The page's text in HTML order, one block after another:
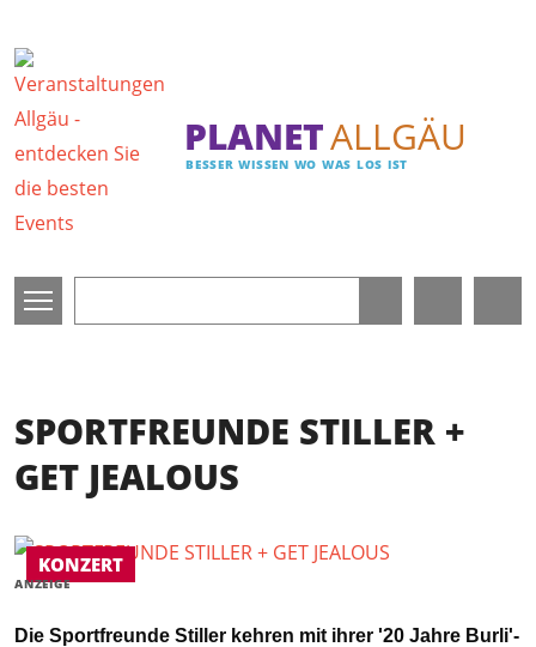
PLANETALLGÄU
BESSER WISSEN WO WAS LOS IST
SPORTFREUNDE STILLER +
GET JEALOUS
KONZERT
ANZEIGE
Die Sportfreunde Stiller kehren mit ihrer '20 Jahre Burli'-